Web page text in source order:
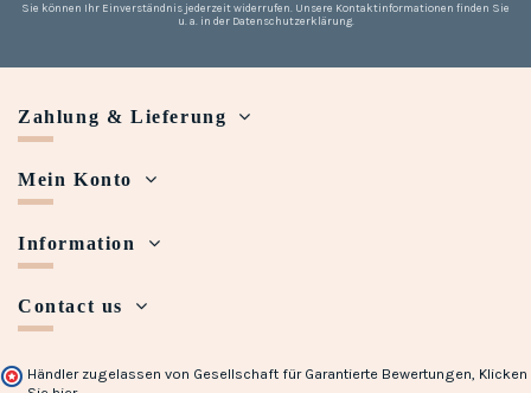
Sie können Ihr Einverständnis jederzeit widerrufen. Unsere Kontaktinformationen finden Sie
u. a. in der Datenschutzerklärung.
Zahlung & Lieferung
Mein Konto
Information
Contact us
Händler zugelassen von Gesellschaft für Garantierte Bewertungen, Klicken